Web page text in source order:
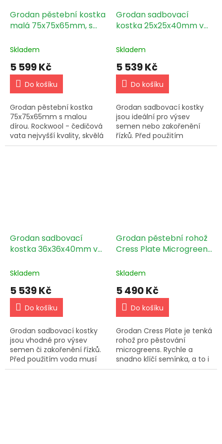
Grodan pěstební kostka
malá 75x75x65mm, s
Skladem
5 599 Kč
Do košíku
Grodan pěstební kostka
75x75x65mm s malou
dírou. Rockwool - čedičová
vata nejvyšší kvality, skvělá
absorpční schopnost,
Grodan sadbovací
kostka 25x25x40mm vč.
Skladem
5 539 Kč
Do košíku
Grodan sadbovací kostky
jsou ideální pro výsev
semen nebo zakořenění
řízků. Před použitím
namočte ve vlažné vodě s
Grodan sadbovací
kostka 36x36x40mm v
box
Skladem
5 539 Kč
Do košíku
Grodan sadbovací kostky
jsou vhodné pro výsev
semen či zakořenění řízků.
Před použitím voda musí
mít pH 5,8-6 a být
Grodan pěstební rohož
Cress Plate Microgreens
Skladem
5 490 Kč
Do košíku
Grodan Cress Plate je tenká
rohož pro pěstování
microgreens. Rychle a
snadno klíčí semínka, a to i
bez vlivu na EC živného